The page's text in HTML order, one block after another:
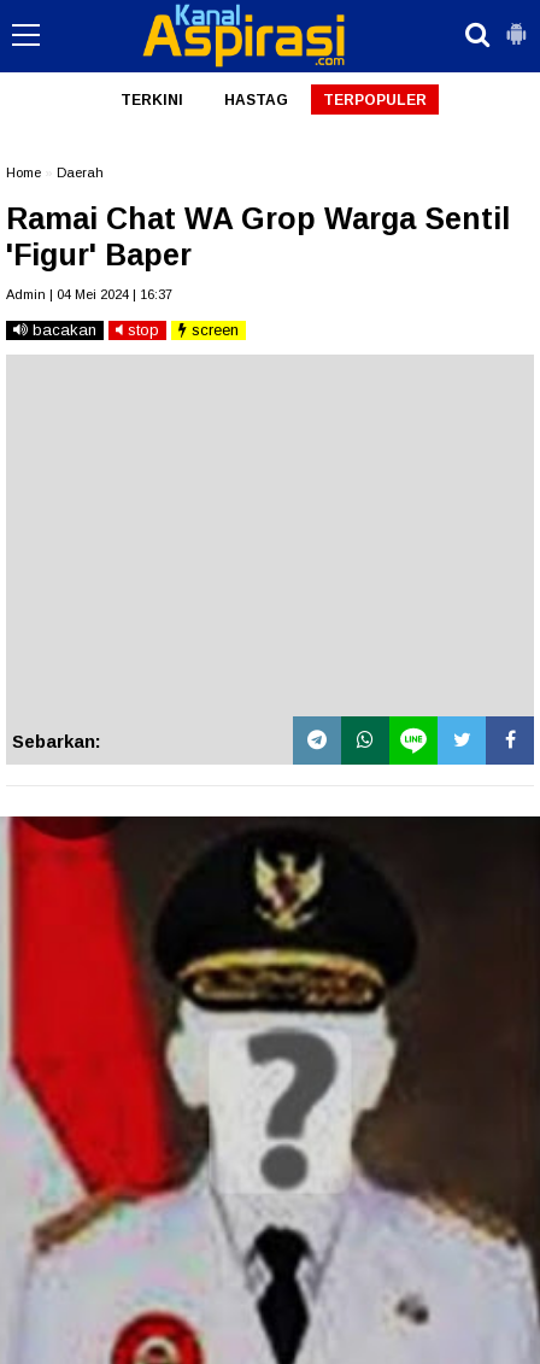
TERKINI HASTAG TERPOPULER
Home Daerah
Ramai Chat WA Grop Warga Sentil
'Figur' Baper
Admin | 04 Mei 2024 | 16:37
bacakan stop screen
Sebarkan: